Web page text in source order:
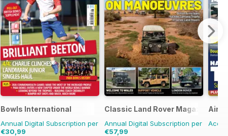
Bowls International
Annual Digital Subscription per
€30,99
Classic Land Rover Magazine
Annual Digital Subscription per
€57,99